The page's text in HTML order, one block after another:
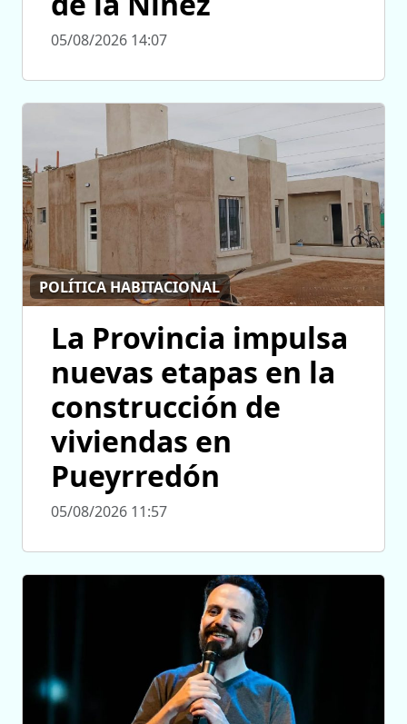
05/08/2026 14:07
POLÍTICA HABITACIONAL
La Provincia impulsa
nuevas etapas en la
construcción de
viviendas en
Pueyrredón
05/08/2026 11:57